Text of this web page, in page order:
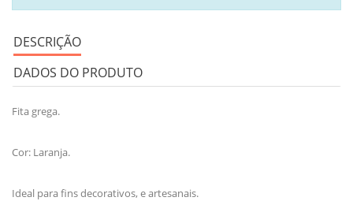
DESCRIÇÃO
DADOS DO PRODUTO
Fita grega.
Cor: Laranja.
Ideal para fins decorativos, e artesanais.